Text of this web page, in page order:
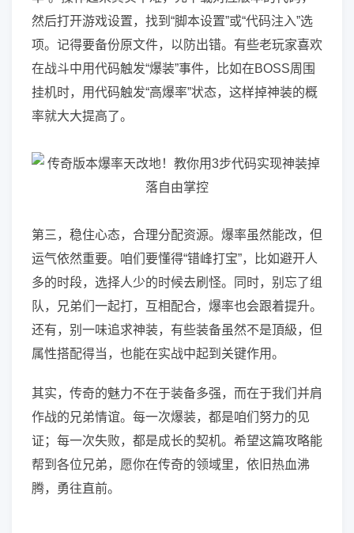
然后打开游戏设置，找到“脚本设置”或“代码注入”选
项。记得要备份原文件，以防出错。有些老玩家喜欢
在战斗中用代码触发“爆装”事件，比如在BOSS周围
挂机时，用代码触发“高爆率”状态，这样掉神装的概
率就大大提高了。
第三，稳住心态，合理分配资源。爆率虽然能改，但
运气依然重要。咱们要懂得“错峰打宝”，比如避开人
多的时段，选择人少的时候去刷怪。同时，别忘了组
队，兄弟们一起打，互相配合，爆率也会跟着提升。
还有，别一味追求神装，有些装备虽然不是頂級，但
属性搭配得当，也能在实战中起到关键作用。
其实，传奇的魅力不在于装备多强，而在于我们并肩
作战的兄弟情谊。每一次爆装，都是咱们努力的见
证；每一次失败，都是成长的契机。希望这篇攻略能
帮到各位兄弟，愿你在传奇的领域里，依旧热血沸
腾，勇往直前。